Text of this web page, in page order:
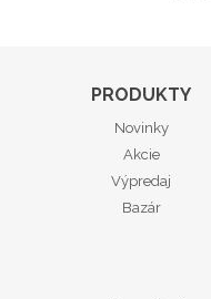
PRODUKTY
Novinky
Akcie
Výpredaj
Bazár